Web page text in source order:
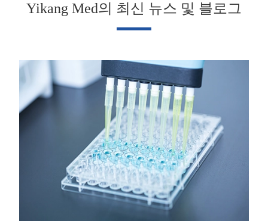
Yikang Med의 최신 뉴스 및 블로그